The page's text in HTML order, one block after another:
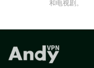
和电视剧。